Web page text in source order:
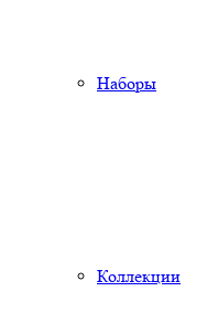
Наборы
Коллекции